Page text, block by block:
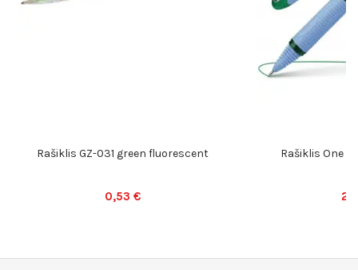
Rašiklis GZ-031 green fluorescent
0,53 €
Rašiklis One